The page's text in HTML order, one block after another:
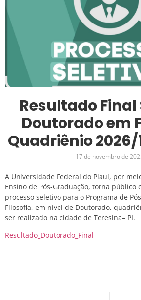
Resultado Final
Doutorado em
Quadriênio 2026/
17 de novembro de
A Universidade Federal do Piauí, por
Ensino de Pós-Graduação, torna público
processo seletivo para o Programa de
Filosofia, em nível de Doutorado,
ser realizado na cidade de Teresina– PI.
Resultado_Doutorado_Final